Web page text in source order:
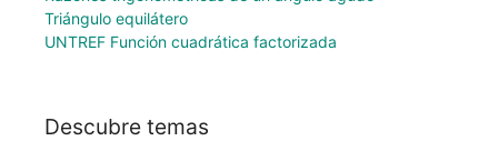
Triángulo equilátero
UNTREF Función cuadrática factorizada
Descubre temas